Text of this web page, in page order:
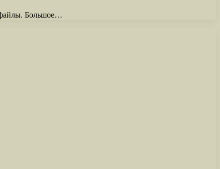
файлы. Большое…